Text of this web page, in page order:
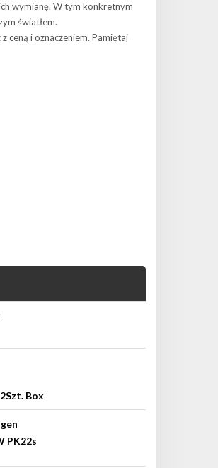
wymianę. W tym konkretnym
światłem.
ceną i oznaczeniem. Pamiętaj